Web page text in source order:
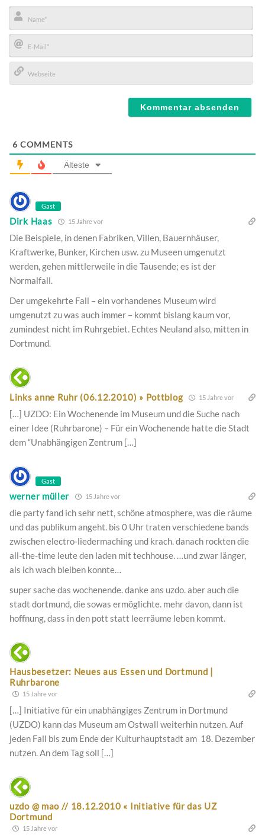
Name*
E-
Mail*
6 COMMENTS
Älteste
Gast
Dirk Haas 15 Jahre vor
Die Beispiele, in denen Fabriken, Villen, Bauernhäuser,
Kraftwerke, Bunker, Kirchen usw. zu Museen umgenutzt
werden, gehen mittlerweile in die Tausende; es ist der
Normalfall.
Der umgekehrte Fall – ein vorhandenes Museum wird
umgenutzt zu was auch immer – kommt bislang kaum vor,
zumindest nicht im Ruhrgebiet. Echtes Neuland also, mitten in
Dortmund.
Links anne Ruhr (06.12.2010) » Pottblog 15 Jahre vor
[…] UZDO: Ein Wochenende im Museum und die Suche nach
einer Idee (Ruhrbarone) – Für ein Wochenende hatte die Stadt
dem “Unabhängigen Zentrum […]
Gast
werner müller 15 Jahre vor
die party fand ich sehr nett, schöne atmosphere, was die räume
und das publikum angeht. bis 0 Uhr traten verschiedene bands
zwischen electro-liedermaching und krach. danach rockten die
all-the-time leute den laden mit techhouse. …und zwar länger,
als ich wach bleiben konnte…
super sache das wochenende. danke ans uzdo. aber auch die
stadt dortmund, die sowas ermöglichte. mehr davon, dann ist
hoffnung, dass in den pott statt leerräume leben kommt.
Hausbesetzer: Neues aus Essen und Dortmund |
Ruhrbarone
15 Jahre vor
[…] Initiative für ein unabhängiges Zentrum in Dortmund
(UZDO) kann das Museum am Ostwall weiterhin nutzen. Auf
jeden Fall bis zum Ende der Kulturhauptstadt am 18. Dezember
nutzen. An dem Tag soll […]
uzdo @ mao // 18.12.2010 « Initiative für das UZ
Dortmund
15 Jahre vor